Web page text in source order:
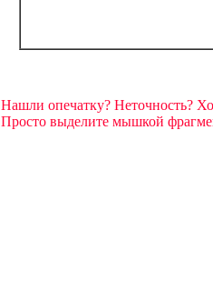
Нашли опечатку? Неточность?
Просто выделите мышкой